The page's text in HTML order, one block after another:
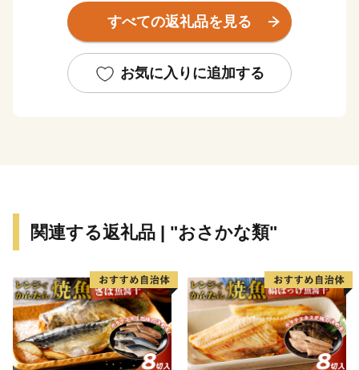
ほや、帆立などがおいしく育ちます。
山・川・海・島といった多様な自然や、石ノ森萬画館を
東日本大震災で一度は壊滅的な被害を受けた地元産業で
したが、全国の皆様からのご支援を受け、魅力的な特産
すべての返礼品を見る
お気に入りに追加する
関連する返礼品 | "おさかな類"